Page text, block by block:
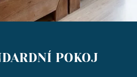
POKOJ